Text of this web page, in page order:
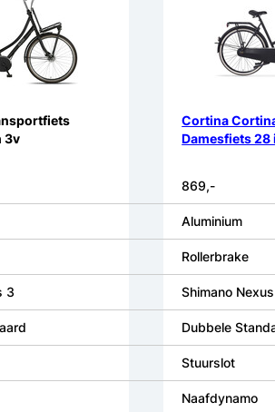
3v
3
Cortina
Damesfiets 28
869,-
Aluminium
Rollerbrake
Shimano
Dubbele
Stuurslot
Naafdynamo